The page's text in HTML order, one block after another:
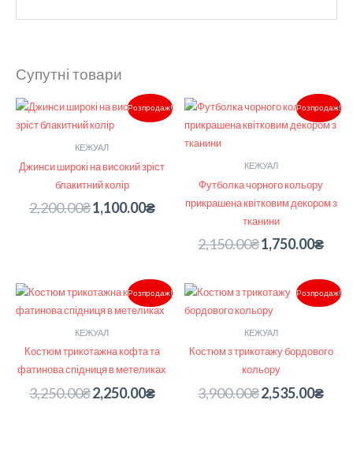
Супутні товари
Розпродаж!
КЕЖУАЛ
Джинси широкі на високий зріст
блакитний колір
2,200.00₴
Оригінальна
ціна:
2,200.00₴.
1,100.00₴
Поточна
ціна:
1,100.00₴.
Розпродаж!
КЕЖУАЛ
Футболка чорного кольору
прикрашена квітковим декором з
тканини
2,150.00₴
Оригінальна
ціна:
2,150.00₴.
1,750.00₴
ціна:
Розпродаж!
КЕЖУАЛ
Костюм трикотажна кофта та
фатинова спідниця в метеликах
3,250.00₴
Оригінальна
ціна:
3,250.00₴.
2,250.00₴
Поточна
ціна:
2,250.00₴.
Розпродаж!
КЕЖУАЛ
Костюм з трикотажу бордового
кольору
3,900.00₴
Оригінальна
ціна:
3,900.00₴.
2,535.00₴
ціна: